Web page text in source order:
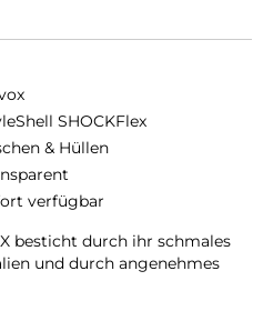
SHOCKFlex
& Hüllen
verfügbar
besticht durch ihr schmales
und durch angenehmes